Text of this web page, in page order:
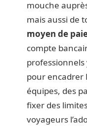
mouche
mais aussi de
moyen de
compte
pour encadrer
équipes, des
fixer des
voyageurs